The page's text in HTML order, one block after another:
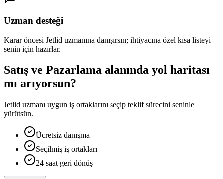
Uzman desteği
Karar öncesi Jetlid uzmanına danışırsın; ihtiyacına özel kısa listeyi
senin için hazırlar.
Satış ve Pazarlama alanında yol haritası
mı arıyorsun?
Jetlid uzmanı uygun iş ortaklarını seçip teklif sürecini seninle
yürütsün.
Ücretsiz danışma
Seçilmiş iş ortakları
24 saat geri dönüş